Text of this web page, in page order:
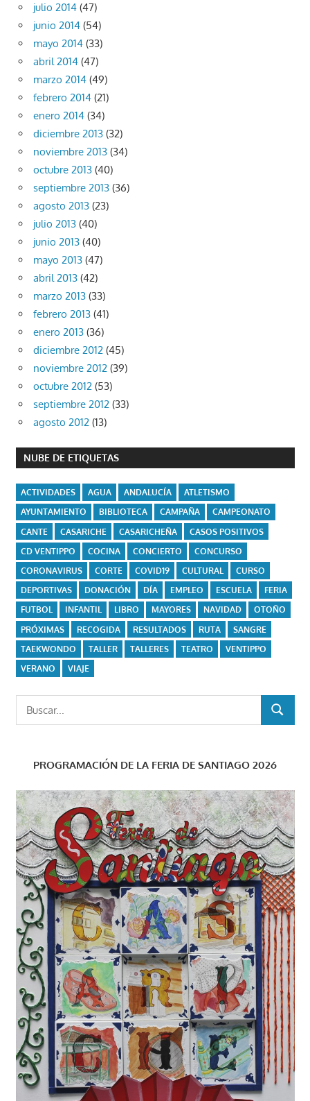
julio 2014 (47)
junio 2014 (54)
mayo 2014 (33)
abril 2014 (47)
marzo 2014 (49)
febrero 2014 (21)
enero 2014 (34)
diciembre 2013 (32)
noviembre 2013 (34)
octubre 2013 (40)
septiembre 2013 (36)
agosto 2013 (23)
julio 2013 (40)
junio 2013 (40)
mayo 2013 (47)
abril 2013 (42)
marzo 2013 (33)
febrero 2013 (41)
enero 2013 (36)
diciembre 2012 (45)
noviembre 2012 (39)
octubre 2012 (53)
septiembre 2012 (33)
agosto 2012 (13)
NUBE DE ETIQUETAS
ACTIVIDADES AGUA ANDALUCÍA
ATLETISMO
AYUNTAMIENTO
BIBLIOTECA CAMPAÑA
CAMPEONATO
CANTE
CASARICHE CASARICHEÑA
CASOS POSITIVOS
CD VENTIPPO
COCINA CONCIERTO
CONCURSO
CORONAVIRUS
CORTE COVID19 CULTURAL
CURSO
DEPORTIVAS
DONACIÓN DÍA EMPLEO ESCUELA
FERIA
FUTBOL
INFANTIL LIBRO MAYORES NAVIDAD
OTOÑO
PRÓXIMAS
RECOGIDA RESULTADOS RUTA
SANGRE
TAEKWONDO
TALLER TALLERES TEATRO
VENTIPPO
VERANO
VIAJE
BUSCAR
PROGRAMACIÓN DE LA FERIA DE SANTIAGO 2026